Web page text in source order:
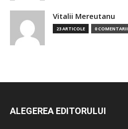
Vitalii Mereutanu
23 ARTICOLE 0 COMENTARII
ALEGEREA EDITORULUI